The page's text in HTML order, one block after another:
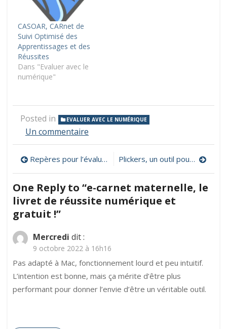
CASOAR, CARnet de
Suivi Optimisé des
Apprentissages et des
Réussites
Dans "Evaluer avec le
numérique"
Posted in EVALUER AVEC LE NUMÉRIQUE
Un commentaire
maternelle,
le
de
réussite
Navigation
de
l’article
Repères pour l’évaluation des compétences numériques en primaire (Niveaux de maîtrise 1 & 2 du CRCN) Plickers, un outil pour évaluer vos élèves différemment !
One Reply to “e-carnet maternelle, le
livret de réussite numérique et
gratuit !”
Mercredi dit :
9 octobre 2022 à 16h16
Pas adapté à Mac, fonctionnement lourd et peu intuitif.
L’intention est bonne, mais ça mérite d’être plus
performant pour donner l’envie d’être un véritable outil.